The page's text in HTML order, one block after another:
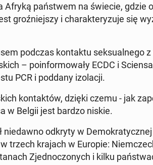
Afryką pań­stwem na świecie, gdzie
groź­niej­szy i cha­rak­te­ry­zu­je się
podczas kon­tak­tu sek­su­al­ne­go
– po­in­for­mo­wa­ły ECDC i
PCR i poddany izo­la­cji.
kon­tak­tów, dzięki czemu - jak
w Belgii jest bardzo niskie.
nie­daw­no odkryty w
trzech krajach w Europie:
Zjed­no­czo­nych i kilku